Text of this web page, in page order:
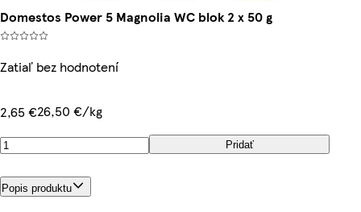
Domestos Power 5 Magnolia WC blok 2 x 50 g
Zatiaľ bez hodnotení
2,65 €26,50 €/kg
Pridať
Popis produktu